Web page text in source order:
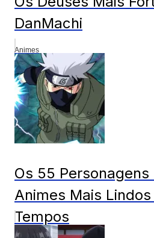
DanMachi
Animes
Os 55
Animes Mais
Tempos